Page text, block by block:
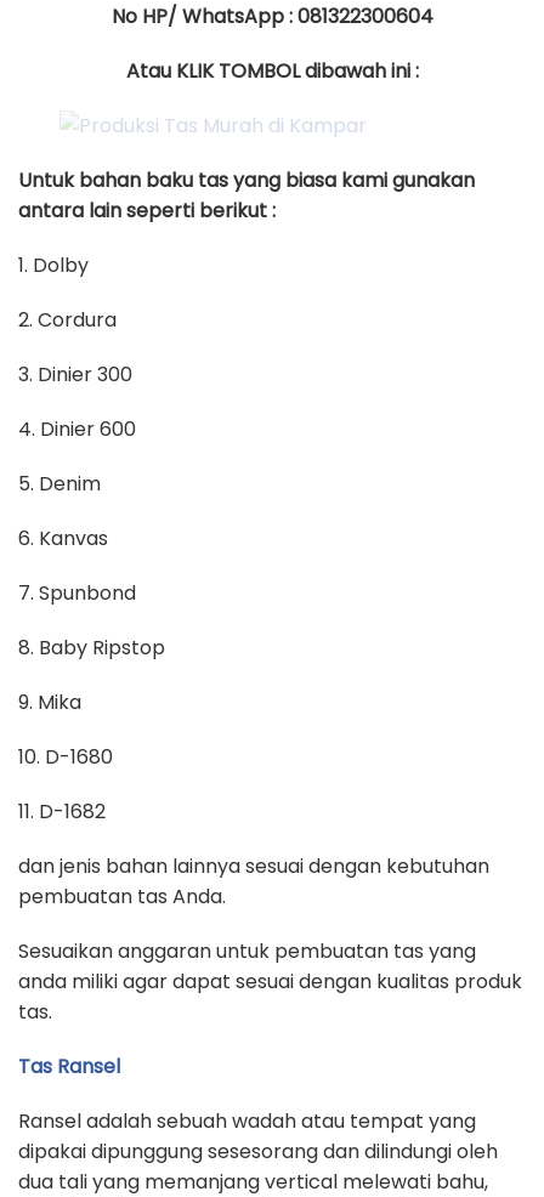
No HP/ WhatsApp : 081322300604
Atau KLIK TOMBOL dibawah ini :
Untuk bahan baku tas yang biasa kami gunakan
antara lain seperti berikut :
1. Dolby
2. Cordura
3. Dinier 300
4. Dinier 600
5. Denim
6. Kanvas
7. Spunbond
8. Baby Ripstop
9. Mika
10. D-1680
11. D-1682
dan jenis bahan lainnya sesuai dengan kebutuhan
pembuatan tas Anda.
Sesuaikan anggaran untuk pembuatan tas yang
anda miliki agar dapat sesuai dengan kualitas produk
tas.
Tas Ransel
Ransel adalah sebuah wadah atau tempat yang
dipakai dipunggung sesesorang dan dilindungi oleh
dua tali yang memanjang vertical melewati bahu,